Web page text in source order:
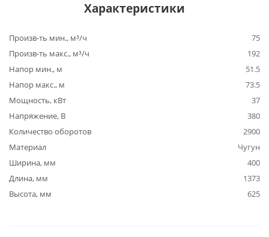
Характеристики
Произв-ть мин., м³/ч
75
Произв-ть макс., м³/ч
192
Напор мин., м
51.5
Напор макс., м
73.5
Мощность, кВт
37
Напряжение, В
380
Количество оборотов
2900
Материал
Чугун
Ширина, мм
400
Длина, мм
1373
Высота, мм
625